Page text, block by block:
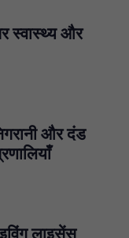
स्वास्थ्य और
और दंड